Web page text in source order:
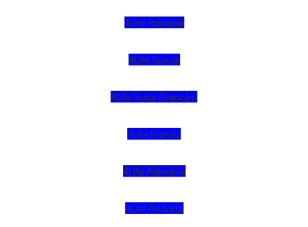
4Life Rumania
4Life Suecia
4Life Suiza (Francés)
4Life Francia
4Life Alemania
4Life Andorra